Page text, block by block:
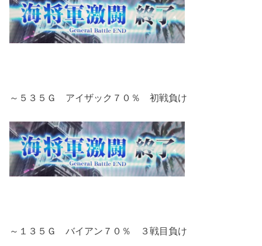
～５３５Ｇ アイザック７０％ 初戦負け
～１３５Ｇ バイアン７０％ ３戦目負け